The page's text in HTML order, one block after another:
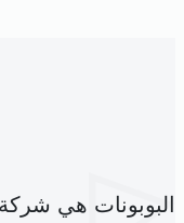
البوبونات هي